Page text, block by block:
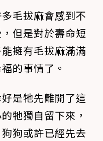
毛拔麻會感到不
但是對於壽命短
擁有毛拔麻滿滿
的事情了。
是牠先離開了這
牠獨自留下來，
狗或許已經先去